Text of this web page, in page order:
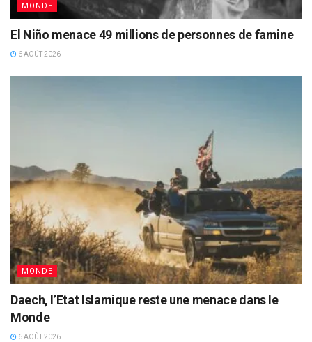
MONDE
El Niño menace 49 millions de personnes de famine
6 AOÛT 2026
MONDE
Daech, l’Etat Islamique reste une menace dans le
Monde
6 AOÛT 2026